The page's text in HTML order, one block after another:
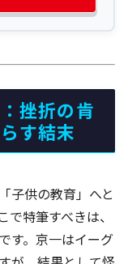
挫折の肯
す結末
子供の教育」へと
特筆すべきは、
す。京一はイーグ